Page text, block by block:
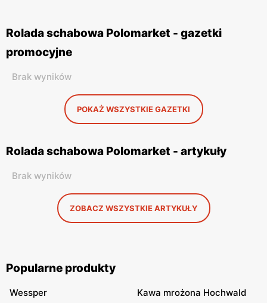
Rolada schabowa Polomarket - gazetki
promocyjne
Brak wyników
POKAŻ WSZYSTKIE GAZETKI
Rolada schabowa Polomarket - artykuły
Brak wyników
ZOBACZ WSZYSTKIE ARTYKUŁY
Popularne produkty
Wessper
Kawa mrożona Hochwald